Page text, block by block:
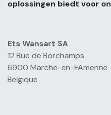
oplossingen biedt voor
Ets Wansart SA
12 Rue de Borchamps
6900 Marche-en-FAmenne
Belgique